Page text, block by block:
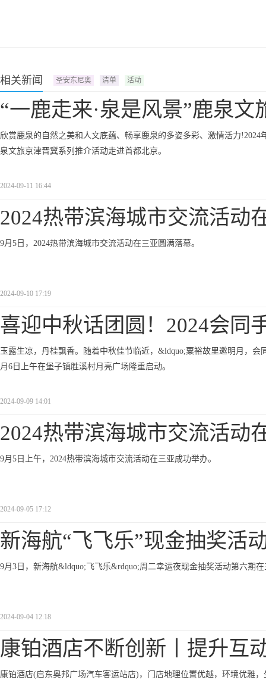
相关新闻 圣安东尼奥 清单 活动
“一鹿走来·泉是风景”鹿泉文
欣赏鹿泉的自然之美和人文底蕴、畅享鹿泉的多姿多彩、激情活力
泉文旅京津晋冀系列推介活动走进首都北京。
2024-09-11 16:44
2024热带滨海城市交流活动
9月5日，2024热带滨海城市交流活动在三亚圆满落幕。
2024-09-10 17:19
喜迎中秋话团圆！2024会同
玉露生凉，丹桂飘香。随着中秋佳节临近，&ldquo;粟裕故里邀明月，
月6日上午在堡子镇胜溪村月亮广场隆重启动。
2024-09-09 14:01
2024热带滨海城市交流活动
9月5日上午，2024热带滨海城市交流活动在三亚成功举办。
2024-09-05 17:12
新海航“飞飞乐”现金抽奖活
9月3日，新海航&ldquo;飞飞乐&rdquo;周二幸运夜现金抽奖活动第六期
2024-09-04 12:18
康铂酒店不断创新丨提升互
康铂酒店(启东奥邦广场汽车客运站店)，门店地理位置优越，环境优雅